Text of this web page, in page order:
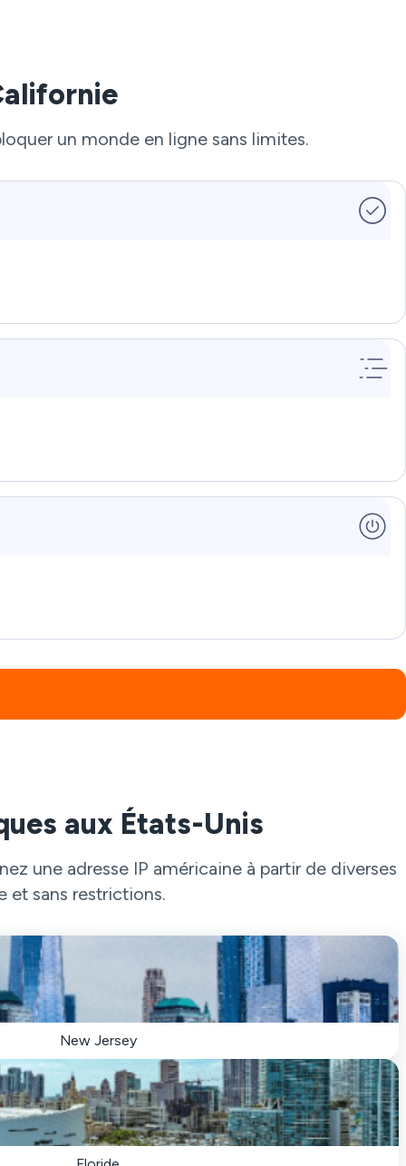
un monde en ligne sans limites.
aux États-Unis
une adresse IP américaine à partir de diverses
et sans restrictions.
New Jersey